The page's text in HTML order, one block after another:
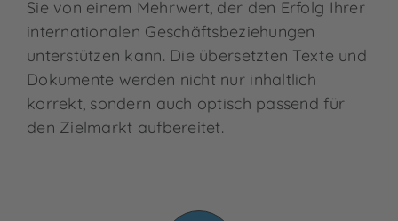
Sie von einem Mehrwert, der den Erfolg Ihrer
internationalen Geschäftsbeziehungen
unterstützen kann. Die übersetzten Texte und
Dokumente werden nicht nur inhaltlich
korrekt, sondern auch optisch passend für
den Zielmarkt aufbereitet.